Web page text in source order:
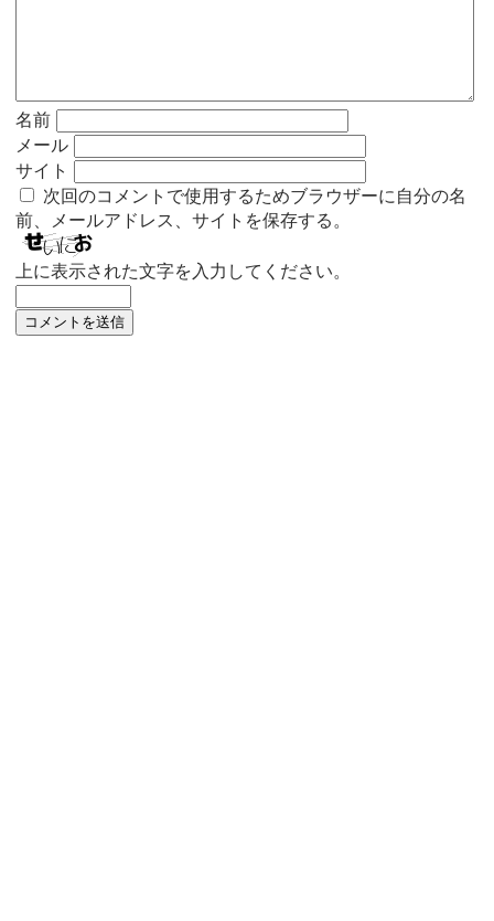
名前
メール
サイト
次回のコメントで使用するためブラウザーに自分の名
前、メールアドレス、サイトを保存する。
上に表示された文字を入力してください。